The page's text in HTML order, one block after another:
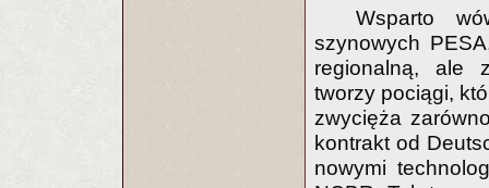
Wsparto
szynowych
regionalną, ale
tworzy pociągi,
zwycięża
kontrakt od
nowymi